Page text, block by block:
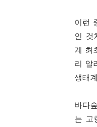
이런
인 것
계 최
리 알
생태
바다
는 고